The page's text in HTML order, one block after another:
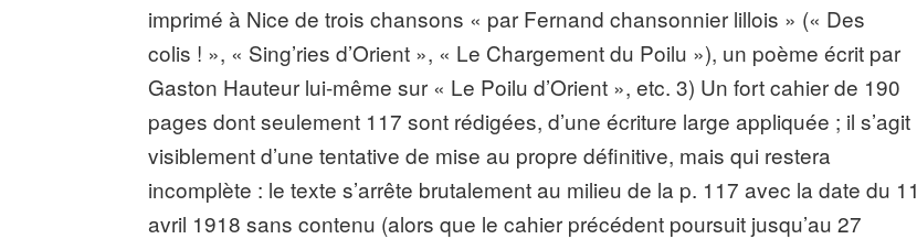
imprimé à Nice de trois chansons « par Fernand chansonnier lillois » (« Des
colis ! », « Sing’ries d’Orient », « Le Chargement du Poilu »), un poème écrit par
Gaston Hauteur lui-même sur « Le Poilu d’Orient », etc. 3) Un fort cahier de 190
pages dont seulement 117 sont rédigées, d’une écriture large appliquée ; il s’agit
visiblement d’une tentative de mise au propre définitive, mais qui restera
incomplète : le texte s’arrête brutalement au milieu de la p. 117 avec la date du 11
avril 1918 sans contenu (alors que le cahier précédent poursuit jusqu’au 27